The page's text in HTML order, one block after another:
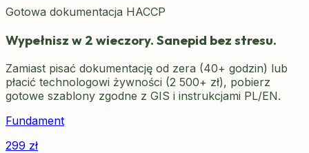
Gotowa dokumentacja HACCP
Wypełnisz w 2 wieczory. Sanepid bez stresu.
Zamiast pisać dokumentację od zera (40+ godzin) lub
płacić technologowi żywności (2 500+ zł), pobierz
gotowe szablony zgodne z GIS i instrukcjami PL/EN.
Fundament
299 zł